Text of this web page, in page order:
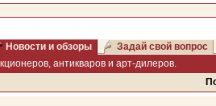
Новости и обзоры Задай свой вопрос
антикваров и арт-дилеров.